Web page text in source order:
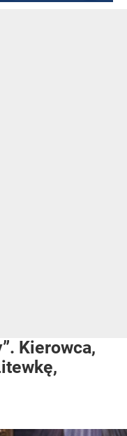
Kierowca,